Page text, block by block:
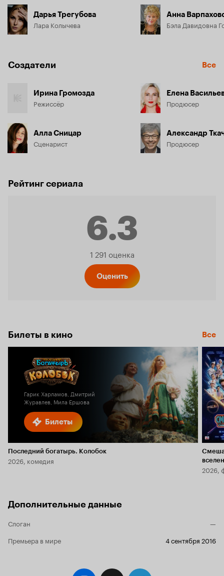
Дарья Трегубова
Лара Колычева
Анна
Бэла Давидовна
Создатели Все
Ирина Громозда
Режиссёр
Алла Сницар
Сценарист
Елена
Продюсер
Александр
Продюсер
Рейтинг сериала
6.3
Рейтинг
1 291 оценка
Оценить
Билеты в кино Все
Билеты
Гарик Харламов, Дмитрий
Журавлев, Мила Ершова
Последний богатырь. Колобок
2026, комедия
2026,
Дополнительные данные
Слоган
—
Премьера в мире
4 сентября 2016